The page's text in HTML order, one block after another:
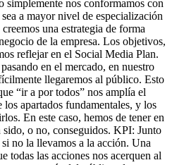
simplemente nos conformamos con
a mayor nivel de especialización
una estrategia de forma
de la empresa. Los objetivos,
reflejar en el Social Media Plan.
en el mercado, en nuestro
llegaremos al público. Esto
“ir a por todos” nos amplía el
apartados fundamentales, y los
En este caso, hemos de tener en
o no, conseguidos. KPI: Junto
no la llevamos a la acción. Una
todas las acciones nos acerquen al